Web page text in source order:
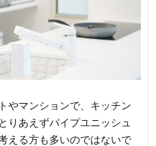
やマンションで、キッチン
りあえずパイプユニッシュ
える方も多いのではないで